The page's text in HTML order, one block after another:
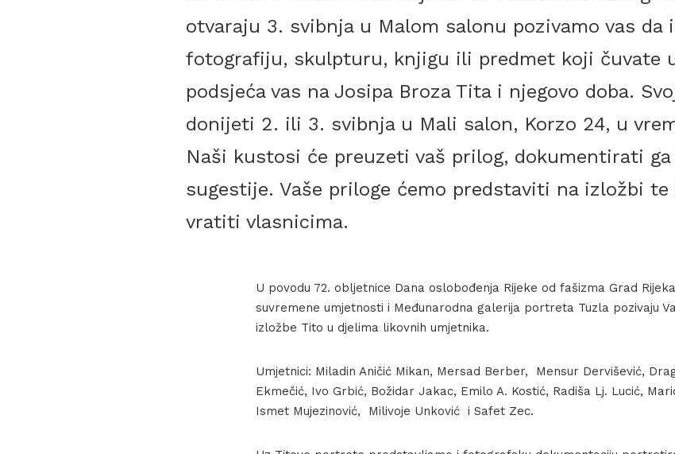
otvaraju 3. svibnja u Malom salonu pozivamo vas
fotografiju, skulpturu, knjigu ili predmet koji čuvate
podsjeća vas na Josipa Broza Tita i njegovo doba.
donijeti 2. ili 3. svibnja u Mali salon, Korzo 24, u
Naši kustosi će preuzeti vaš prilog, dokumentirati
sugestije. Vaše priloge ćemo predstaviti na izložbi
vratiti vlasnicima.
U povodu 72. obljetnice Dana oslobođenja Rijeke od fašizma Grad
suvremene umjetnosti i Međunarodna galerija portreta Tuzla pozivaju
izložbe Tito u djelima likovnih umjetnika.
Umjetnici: Miladin Aničić Mikan, Mersad Berber, Mensur Dervišević,
Ekmečić, Ivo Grbić, Božidar Jakac, Emilo A. Kostić, Radiša Lj. Lucić,
Ismet Mujezinović, Milivoje Unković i Safet Zec.